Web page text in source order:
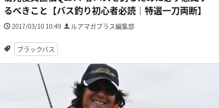
るべきこと【バス釣り初心者必読｜特選一刀両断】
2017/03/10 10:49 ルアマガプラス編集部
ブラックバス